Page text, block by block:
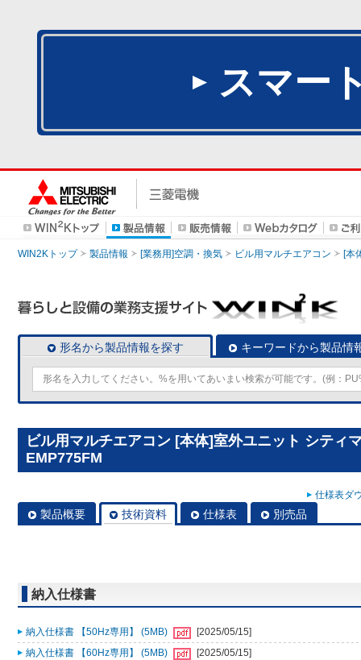
スマー
WIN2Kトップ 製品情報 [業務用]空調・換気 ビル用マルチエアコン [本
形名から製品情報を探す キーワードから製品情
ビル用マルチエアコン [本体]室外ユニット シティ
EMP775FM
仕様表ダ
製品概要 技術資料 仕様表 別売品
納入仕様書
納入仕様書 【50Hz専用】 (5MB)
[2025/05/15]
納入仕様書 【60Hz専用】 (5MB)
[2025/05/15]